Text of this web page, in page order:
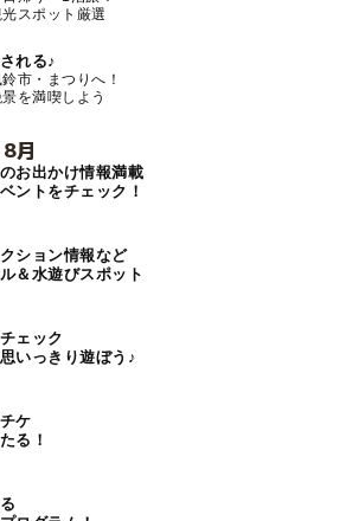
スポット厳選
れる♪
市・まつりへ！
を満喫しよう
月
お出かけ情報満載
ントをチェック！
ション情報など
＆水遊びスポット
ェック
いっきり遊ぼう♪
ケ
る！